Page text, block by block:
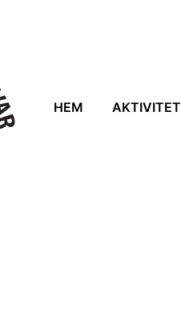
HEM AKTIVITET